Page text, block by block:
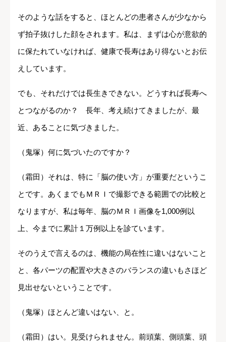
そのような話をすると、ほとんどの患者さんが少なから
ず拍子抜けした顔をされます。私は、まずは心が意欲的
に保たれていなければ、健康で長寿はあり得ないとお伝
えしています。
でも、それだけでは長生きできない。どうすれば長寿へ
とつながるのか？ 長年、考え続けてきましたが、最
近、あることに気づきました。
（鬼塚）何に気づいたのですか？
（霜田）それは、特に「脳の使い方」が重要だというこ
とです。あくまでもＭＲＩで撮影できる範囲での比較と
なりますが、私は毎年、脳のＭＲＩ画像を1,000例以
上、今までに累計１万例以上を診ています。
そのうえで言えるのは、機能の局在性に違いはないこと
と、各パーツの配置や大きさのバランスの違いもさほど
見出せないということです。
（鬼塚）ほとんど違いはない、と。
（霜田）はい。見受けられません。前頭葉、側頭葉、頭